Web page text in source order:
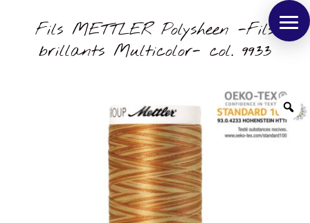
Fils METTLER Polysheen -Fils
brillants Multicolor- col. 9933